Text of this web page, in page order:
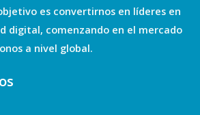
es convertirnos en líderes en
digital, comenzando en el mercado
a nivel global.